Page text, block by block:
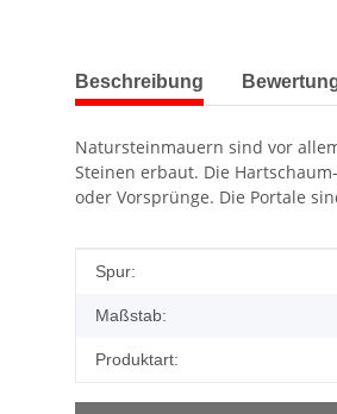
weitere Registerkarten anzeigen
Beschreibung
Natursteinmauern sind vor
Steinen erbaut. Die
oder Vorsprünge. Die Portale
Produkteigenschaft
Wert
Spur:
Maßstab:
Produktart: